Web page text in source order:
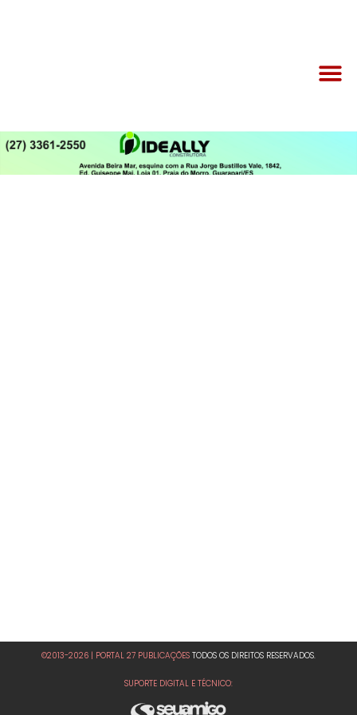
©2013-2026 | PORTAL 27 PUBLICAÇÕES TODOS OS DIREITOS RESERVADOS.
SUPORTE DIGITAL E TÉCNICO: